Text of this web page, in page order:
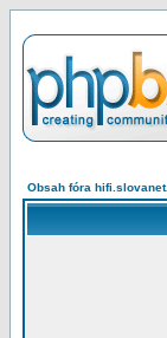
Obsah fóra